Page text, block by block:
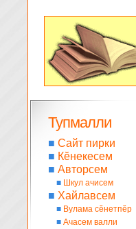
Тупмалли
■ Сайт пирки
■ Кĕнекесем
■ Авторсем
■ Шкул ачисем
■ Хайлавсем
■ Вулама сĕнетпĕр
■ Ачасем валли